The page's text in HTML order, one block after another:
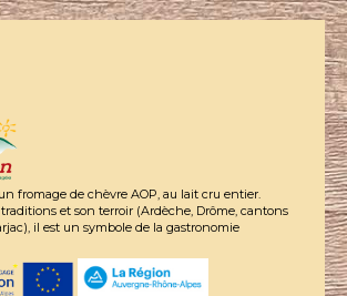
fromage de chèvre AOP, au lait cru entier.
et son terroir (Ardèche, Drôme, cantons
il est un symbole de la gastronomie